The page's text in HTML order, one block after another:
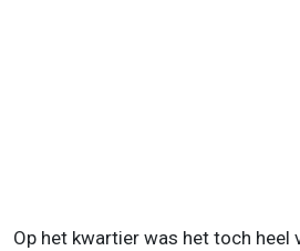
Op het kwartier was het toch